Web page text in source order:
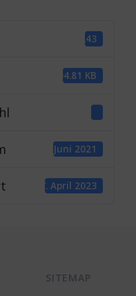
1243
104.81 KB
1. Juni 2021
27. April 2023
SITEMAP